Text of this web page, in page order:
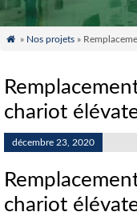
 » Nos projets»
chariot
décembre 23, 2020
chariot